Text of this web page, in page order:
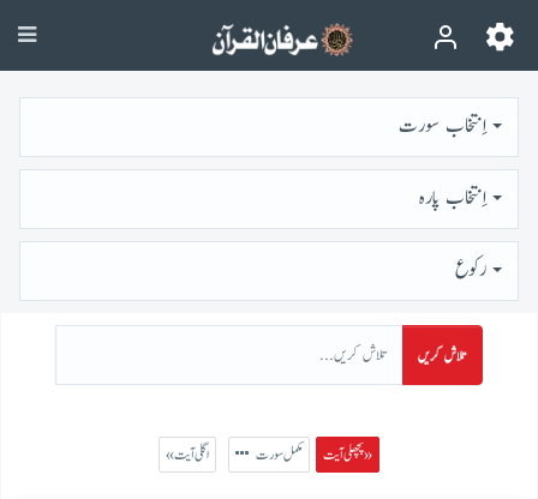
اِنتخاب سورت
اِنتخاب پارہ
رُكوع
تلاش کریں
پچھلی آیت » مکمل سورت « اگلی آیت